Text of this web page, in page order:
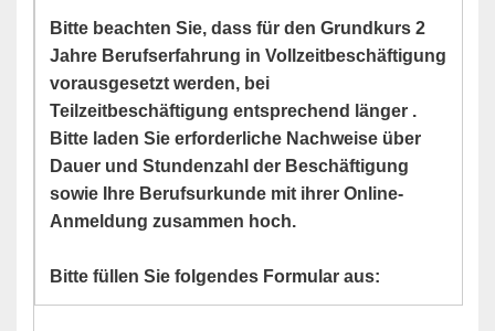
Bitte beachten Sie, dass für den Grundkurs 2
Jahre Berufserfahrung in Vollzeitbeschäftigung
vorausgesetzt werden, bei
Teilzeitbeschäftigung entsprechend länger .
Bitte laden Sie erforderliche Nachweise über
Dauer und Stundenzahl der Beschäftigung
sowie Ihre Berufsurkunde mit ihrer Online-
Anmeldung zusammen hoch.
Bitte füllen Sie folgendes Formular aus: